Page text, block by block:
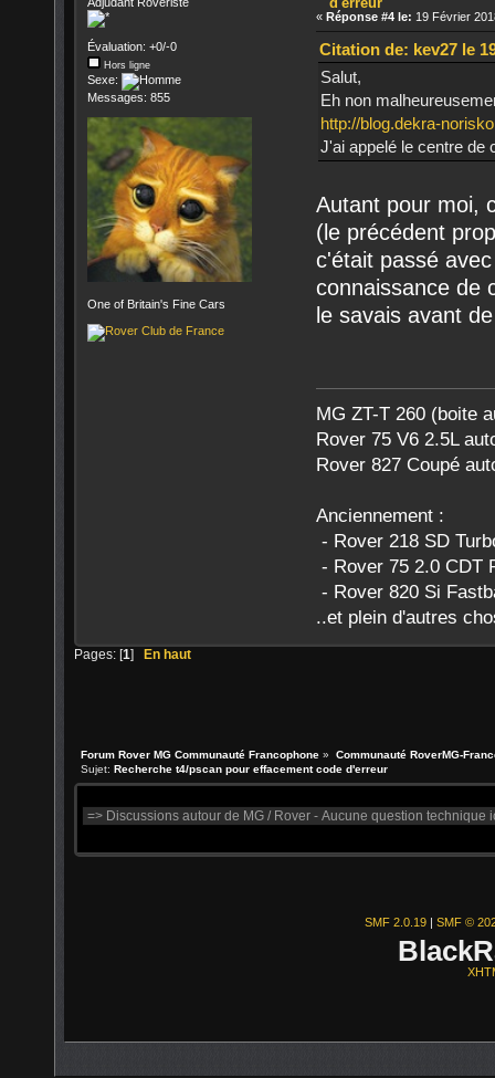
Évaluation: +0/-0
Hors ligne
Sexe:
Messages: 855
One of Britain's Fine Cars
« Réponse #4 le: 19 Février
Citation de: kev27 le
Salut,
Eh non
http://blog.dekra-
J'ai appelé le centre de
Autant pour moi,
(le précédent
c'était passé
connaissance de
le savais avant
MG ZT-T 260 (boite
Rover 75 V6 2.5L
Rover 827 Coupé
Anciennement :
- Rover 218 SD
- Rover 75 2.0 CDT
- Rover 820 Si
..et plein d'autres
Pages: [1] En haut
Forum Rover MG Communauté Francophone »
Communauté RoverMG-
Sujet:Recherche t4/pscan pour effacement code d'erreur
SMF 2.0.19| SMF ©